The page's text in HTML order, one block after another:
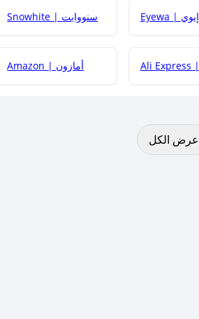
Snowhite | سنووايت Eyewa | إيوي
Amazon | أمازون
عرض الكل